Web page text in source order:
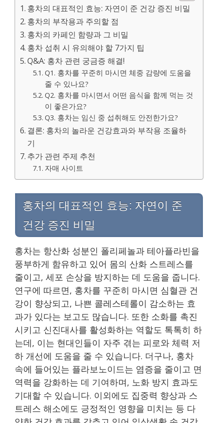
홍차의 대표적인 효능: 자연이 준 건강 증진 비밀
홍차의 부작용과 주의할 점
홍차의 카페인 함량과 그 비밀
홍차 섭취 시 유의해야 할 7가지 팁
Q&A: 홍차 관련 궁금증 해결!
Q1. 홍차를 꾸준히 마시면 체중 감량에 도움을
줄 수 있나요?
Q2. 홍차를 마시면서 어떤 음식을 함께 먹는 것
이 좋은가요?
Q3. 홍차는 임신 중 섭취해도 안전한가요?
결론: 홍차의 놀라운 건강효과와 부작용 조율하
기
추가 관련 주제 추천
자매 사이트
홍차의 대표적인 효능: 자연이 준
건강 증진 비밀
홍차는 항산화 성분인 폴리페놀과 테아플라빈을
풍부하게 함유하고 있어 몸의 산화 스트레스를
줄이고, 세포 손상을 방지하는 데 도움을 줍니다.
연구에 따르면, 홍차를 꾸준히 마시면 심혈관 건
강이 향상되고, 나쁜 콜레스테롤이 감소하는 효
과가 있다는 보고도 많습니다. 또한 소화를 촉진
시키고 신진대사를 활성화하는 역할도 톡톡히 하
는데, 이는 현대인들이 자주 겪는 피로와 체력 저
하 개선에 도움을 줄 수 있습니다. 더구나, 홍차
속에 들어있는 플라보노이드는 염증을 줄이고 면
역력을 강화하는 데 기여하며, 노화 방지 효과도
기대할 수 있습니다. 이외에도 집중력 향상과 스
트레스 해소에도 긍정적인 영향을 미치는 등 다